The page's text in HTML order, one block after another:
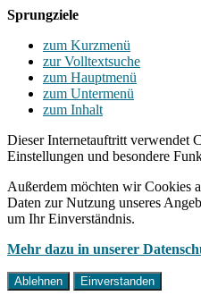
Sprungziele
zum Kurzmenü
zur Volltextsuche
zum Hauptmenü
zum Untermenü
zum Inhalt
Dieser Internetauftritt verwendet
Einstellungen und besondere
Außerdem möchten wir Cookies
Daten zur Nutzung unseres
um Ihr Einverständnis.
Mehr dazu in unserer
Ablehnen Einverstanden